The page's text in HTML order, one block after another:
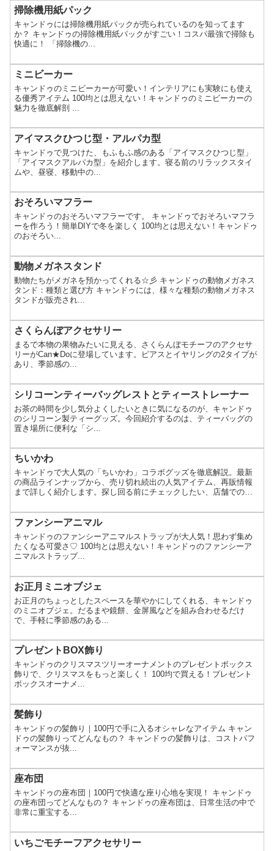
掃除機用紙パック
キャンドゥには掃除機用紙パックが売られているのを知ってます
か？ キャンドゥの掃除機用紙パックがすごい！コスパ最強で掃除も
快適に！ 「掃除機の...
ミニビーカー
キャンドゥのミニビーカーが可愛い！インテリアにも実験にも使え
る優秀アイテム 100均とは思えない！キャンドゥのミニビーカーの
魅力を徹底解剖 ...
アイマスクひつじ型・アルパカ型
キャンドゥで見つけた、もふもふ感のある「アイマスクひつじ型」
「アイマスクアルパカ型」を紹介します。寝る前のリラックスタイ
ムや、昼寝、移動中の...
おそろいマフラー
キャンドゥのおそろいマフラーです。 キャンドゥでおそろいマフラ
ーを作ろう！簡単DIYで冬を楽しく 100均とは思えない！キャンドゥ
のおそろい...
動物メガネスタンド
動物たちがメガネを預かってくれる☆彡 キャンドゥの動物メガネス
タンド：種類と選び方 キャンドゥには、様々な種類の動物メガネス
タンドが販売され...
さくらんぼアクセサリー
まるで本物の果物みたいに見える、さくらんぼモチーフのアクセサ
リーがCan★Doに登場しています。ピアスとイヤリングの2タイプが
あり、季節感の...
シリコーンティーバッグレストとティーストレーナー
お茶の時間を少し気分よくしたいときに気になるのが、キャンドゥ
のシリコーン製ティーグッズ。今回紹介するのは、ティーバッグの
置き場所に便利な「シ...
ちいかわ
キャンドゥで大人気の「ちいかわ」コラボグッズを徹底解説。最新
の商品ラインナップから、売り切れ続出の人気アイテム、再販情報
まで詳しく紹介します。探し回る前にチェックしたい、店舗での見
れましょう。
ファンシーアニマル
キャンドゥのファンシーアニマルストラップが大人気！思わず集め
たくなる可愛さ♡ 100均とは思えない！キャンドゥのファンシーア
ニマルストラップ...
お正月ミニオブジェ
お正月のちょっとしたスペースを華やかにしてくれる、キャンドゥ
のミニオブジェ。だるまや鏡餅、金屏風などを組み合わせるだけ
で、手軽に季節感のある...
プレゼントBOX飾り
キャンドゥのクリスマスツリーオーナメントのプレゼントボックス
飾りで、クリスマスをもっと楽しく！ 100均で買える！プレゼント
ボックスオーナメ...
髪飾り
キャンドゥの髪飾り｜100円で手に入るオシャレなアイテム キャン
ドゥの髪飾りってどんなもの？ キャンドゥの髪飾りは、コストパフ
ォーマンスが抜...
座布団
キャンドゥの座布団｜100円で快適な座り心地を実現！ キャンドゥ
の座布団ってどんなもの？ キャンドゥの座布団は、日常生活の中で
非常に重宝する...
いちごモチーフアクセサリー